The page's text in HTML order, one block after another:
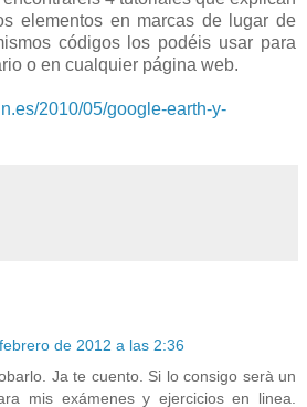
elementos en marcas de lugar de
códigos los podéis usar para
o en cualquier página web.
2010/05/google-earth-y-
de 2012 a las 2:36
Ja te cuento. Si lo consigo serà un
mis exámenes y ejercicios en linea.